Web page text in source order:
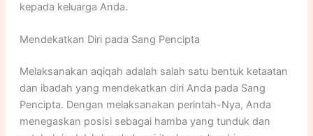
kepada keluarga Anda.
Mendekatkan Diri pada Sang Pencipta
Melaksanakan aqiqah adalah salah satu bentuk ketaatan
dan ibadah yang mendekatkan diri Anda pada Sang
Pencipta. Dengan melaksanakan perintah-Nya, Anda
menegaskan posisi sebagai hamba yang tunduk dan